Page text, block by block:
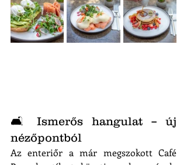
🛋️ Ismerős hangulat – új
nézőpontból
Az enteriőr a már megszokott Café